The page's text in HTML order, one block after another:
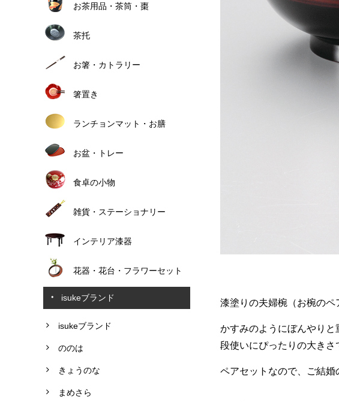
お茶用品・茶筒・棗
茶托
お箸・カトラリー
箸置き
ランチョンマット・お膳
お盆・トレー
食卓の小物
雑貨・ステーショナリー
インテリア漆器
花器・花台・フラワーセット
isukeブランド
isukeブランド
ののは
きょうのな
まめさら
漆塗りの夫婦椀（お椀のペ
かすみのようにぼんやり
段使いにぴったりの大きさ
ペアセットなので、ご結婚